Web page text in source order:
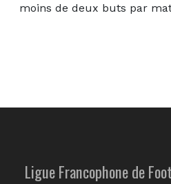
moins de deux buts par
Ligue Francophone de